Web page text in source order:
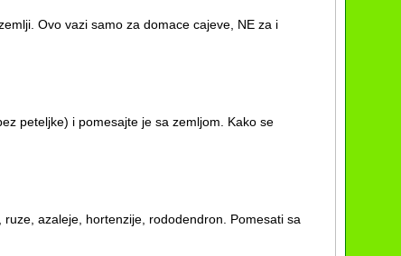
Ovo vazi samo za domace cajeve, NE za i
peteljke) i pomesajte je sa zemljom. Kako se
azaleje, hortenzije, rododendron. Pomesati sa